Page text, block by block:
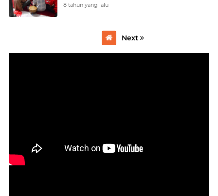
8 tahun yang lalu
Next